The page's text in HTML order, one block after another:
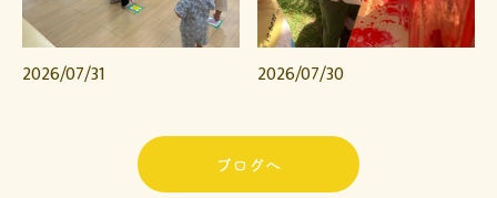
2026/07/31 2026/07/30
ブログへ